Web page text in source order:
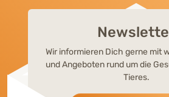
Wir informieren Dich gerne mit
und Angeboten rund um die
Tieres.